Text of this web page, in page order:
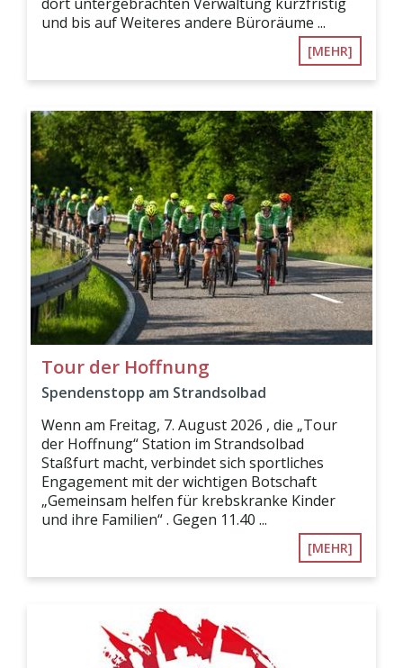
und bis auf Weiteres andere Büroräume ...
[MEHR]
Tour der Hoffnung
Spendenstopp am Strandsolbad
Wenn am Freitag, 7. August 2026 , die „Tour
der Hoffnung“ Station im Strandsolbad
Staßfurt macht, verbindet sich sportliches
Engagement mit der wichtigen Botschaft
„Gemeinsam helfen für krebskranke Kinder
und ihre Familien“ . Gegen 11.40 ...
[MEHR]